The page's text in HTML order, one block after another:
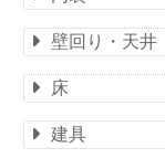
壁回り・天井
床
建具